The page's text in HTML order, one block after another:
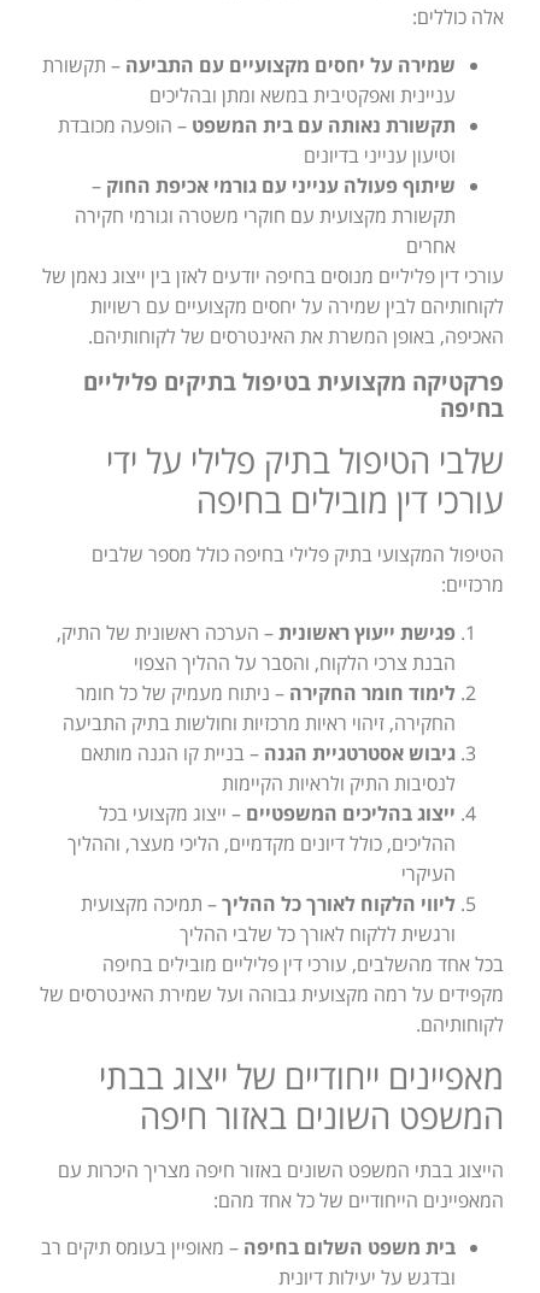
אלה כוללים:
שמירה על יחסים מקצועיים עם התביעה – תקשורת
עניינית ואפקטיבית במשא ומתן ובהליכים
תקשורת נאותה עם בית המשפט – הופעה מכובדת
וטיעון ענייני בדיונים
שיתוף פעולה ענייני עם גורמי אכיפת החוק –
תקשורת מקצועית עם חוקרי משטרה וגורמי חקירה
אחרים
עורכי דין פליליים מנוסים בחיפה יודעים לאזן בין ייצוג נאמן של
לקוחותיהם לבין שמירה על יחסים מקצועיים עם רשויות
האכיפה, באופן המשרת את האינטרסים של לקוחותיהם.
פרקטיקה מקצועית בטיפול בתיקים פליליים
בחיפה
שלבי הטיפול בתיק פלילי על ידי
עורכי דין מובילים בחיפה
הטיפול המקצועי בתיק פלילי בחיפה כולל מספר שלבים
מרכזיים:
פגישת ייעוץ ראשונית– הערכה ראשונית של התיק,
הבנת צרכי הלקוח, והסבר על ההליך הצפוי
לימוד חומר החקירה – ניתוח מעמיק של כל חומר
החקירה, זיהוי ראיות מרכזיות וחולשות בתיק התביעה
גיבוש אסטרטגיית הגנה – בניית קו הגנה מותאם
לנסיבות התיק ולראיות הקיימות
ייצוג בהליכים המשפטיים – ייצוג מקצועי בכל
ההליכים, כולל דיונים מקדמיים, הליכי מעצר, וההליך
העיקרי
ליווי הלקוח לאורך כל ההליך– תמיכה מקצועית
ורגשית ללקוח לאורך כל שלבי ההליך
בכל אחד מהשלבים, עורכי דין פליליים מובילים בחיפה
מקפידים על רמה מקצועית גבוהה ועל שמירת האינטרסים של
לקוחותיהם.
מאפיינים ייחודיים של ייצוג בבתי
המשפט השונים באזור חיפה
הייצוג בבתי המשפט השונים באזור חיפה מצריך היכרות עם
המאפיינים הייחודיים של כל אחד מהם:
בית משפט השלום בחיפה – מאופיין בעומס תיקים רב
ובדגש על יעילות דיונית